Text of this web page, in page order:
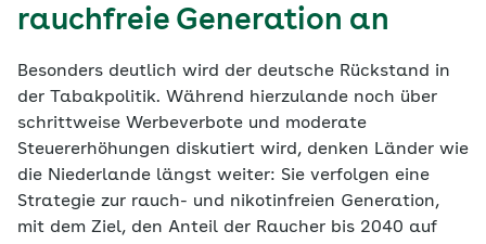
rauchfreie Generation an
Besonders deutlich wird der deutsche Rückstand in
der Tabakpolitik. Während hierzulande noch über
schrittweise Werbeverbote und moderate
Steuererhöhungen diskutiert wird, denken Länder wie
die Niederlande längst weiter: Sie verfolgen eine
Strategie zur rauch- und nikotinfreien Generation,
mit dem Ziel, den Anteil der Raucher bis 2040 auf